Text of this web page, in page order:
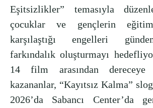
Eşitsizlikler” temasıyla
çocuklar ve gençlerin eğitim
karşılaştığı engelleri
farkındalık oluşturmayı
14 film arasından
kazananlar, “Kayıtsız Kalma”
2026’da Sabancı Center’da